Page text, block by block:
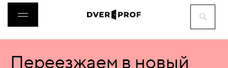
ДВЕРИ
Переезжаем в новый